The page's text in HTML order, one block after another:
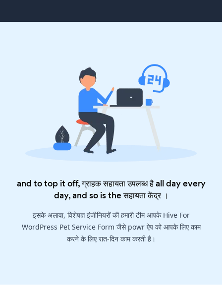
and to top it off, ग्राहक सहायता उपलब्ध है all day every
day, and so is theसहायता केंद्र।
इसके अलावा, विशेषज्ञ इंजीनियरों की हमारी टीम आपके Hive For
WordPress Pet Service Form जैसे powr ऐप को आपके लिए काम
करने के लिए रात-दिन काम करती है।